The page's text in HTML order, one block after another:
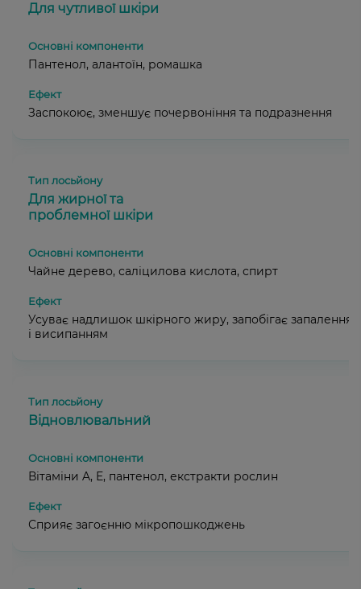
Для чутливої шкіри
Пантенол, алантоїн, ромашка
Заспокоює, зменшує почервоніння та подразнення
Для жирної та
проблемної шкіри
Чайне дерево, саліцилова кислота, спирт
Усуває надлишок шкірного жиру, запобігає запаленням
і висипанням
Відновлювальний
Вітаміни A, E, пантенол, екстракти рослин
Сприяє загоєнню мікропошкоджень